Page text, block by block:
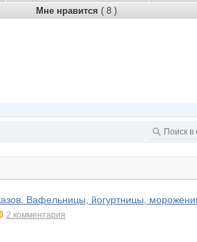
Мне нравится ( 8 )
Вафельницы, йогуртницы,
2 комментария